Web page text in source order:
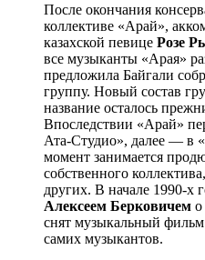
После окончания
коллективе «Арай»,
казахской певице Розе
все музыканты «Арая»
предложила Байгали
группу. Новый состав
название осталось
Впоследствии «Арай»
Ата-Студио», далее — в
момент занимается
собственного
других. В начале 1990-х
Алексеем Берковичем
снят музыкальный
самих музыкантов.